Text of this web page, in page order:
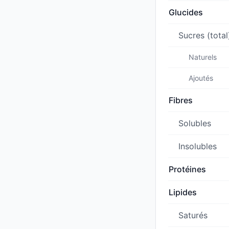
Glucides
Sucres
Naturels
Ajoutés
Fibres
Solubles
Insolubles
Protéines
Lipides
Saturés